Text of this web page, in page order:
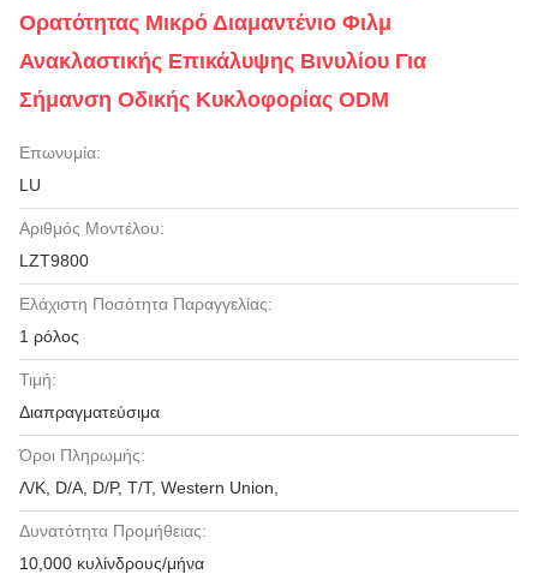
Ορατότητας Μικρό Διαμαντένιο Φιλμ
Ανακλαστικής Επικάλυψης Βινυλίου Για
Σήμανση Οδικής Κυκλοφορίας ODM
Επωνυμία:
LU
Αριθμός Μοντέλου:
LZT9800
Ελάχιστη Ποσότητα Παραγγελίας:
1 ρόλος
Τιμή:
Διαπραγματεύσιμα
Όροι Πληρωμής:
Λ/Κ, D/A, D/P, T/T, Western Union,
Δυνατότητα Προμήθειας:
10,000 κυλίνδρους/μήνα